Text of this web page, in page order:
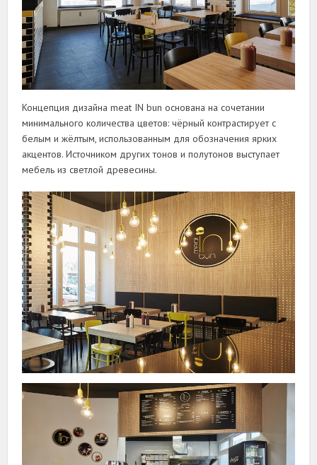
Концепция дизайна meat IN bun основана на сочетании
минимального количества цветов: чёрный контрастирует с
белым и жёлтым, использованным для обозначения ярких
акцентов. Источником других тонов и полутонов выступает
мебель из светлой древесины.